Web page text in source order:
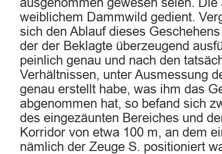
weiblichem Dammwild gedient.
sich den Ablauf dieses
der der Beklagte überzeugend
peinlich genau und nach den
Verhältnissen, unter Ausmessung
genau erstellt habe, was ihm das
abgenommen hat, so befand sich
des eingezäunten Bereiches und
Korridor von etwa 100 m, an dem
nämlich der Zeuge S. positioniert